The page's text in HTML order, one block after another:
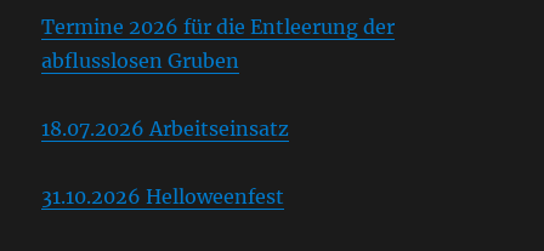
Termine 2026 für die Entleerung der
abflusslosen Gruben
18.07.2026 Arbeitseinsatz
31.10.2026 Helloweenfest